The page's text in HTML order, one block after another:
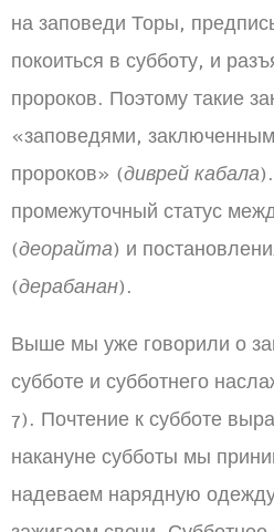
на заповеди Торы,
покоиться в субботу, и
пророков. Поэтому такие
«заповедями,
пророков» (диврей кабала
промежуточный статус
(деорайта) и
(дерабанан).
Выше мы уже говорили о
субботе и субботнего
7). Почтение к субботе
накануне субботы мы
надеваем нарядную